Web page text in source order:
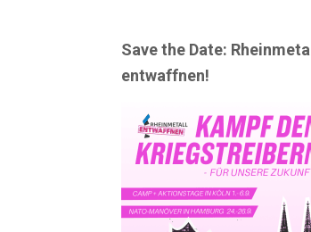
Save the Date: Rheinmetall
entwaffnen!